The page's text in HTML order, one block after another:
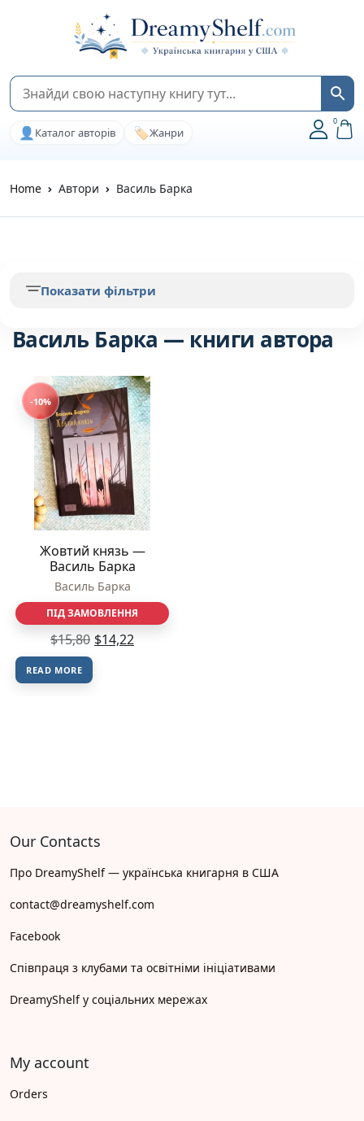
👤 Каталог авторів 🏷️Жанри
0
Home Автори Василь Барка
Василь Барка — книги автора
-10%
Жовтий князь —
Василь Барка
Василь Барка
ПІД ЗАМОВЛЕННЯ
$15,80 $14,22
READ MORE
Показати фільтри
Our Contacts
Про DreamyShelf — українська книгарня в США
contact@dreamyshelf.com
Facebook
Співпраця з клубами та освітніми ініціативами
DreamyShelf у соціальних мережах
My account
Orders